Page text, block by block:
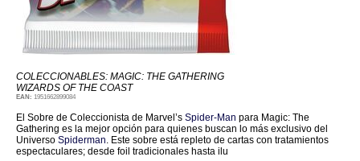
COLECCIONABLES: MAGIC: THE GATHERING
WIZARDS OF THE COAST
EAN: 1951662899084
El Sobre de Coleccionista de Marvel’s Spider-Man para Magic: The
Gathering es la mejor opción para quienes buscan lo más exclusivo del
Universo Spiderman. Este sobre está repleto de cartas con tratamientos
espectaculares; desde foil tradicionales hasta ilu